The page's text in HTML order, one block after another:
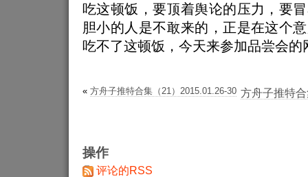
吃这顿饭，要顶着舆论的压力，要
胆小的人是不敢来的，正是在这个
吃不了这顿饭，今天来参加品尝会的
« 方舟子推特合集（21）2015.01.26-30 方舟子推特
操作
评论的RSS